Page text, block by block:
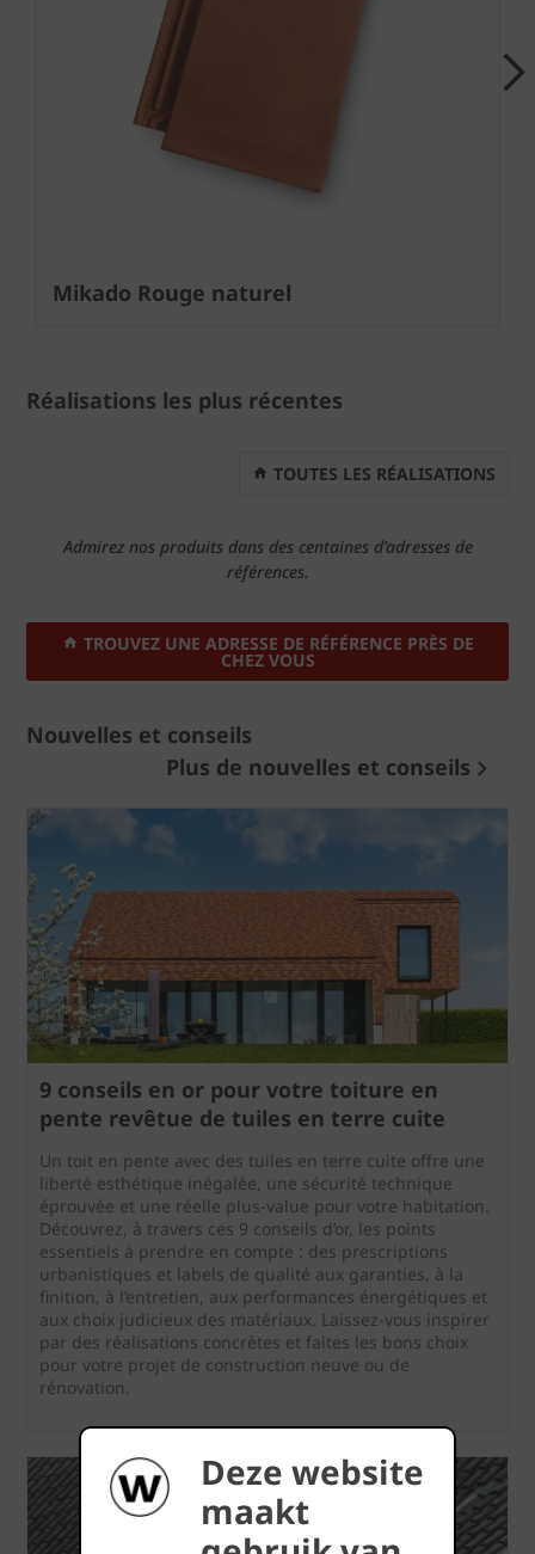
Deze website
maakt
Mikado Rouge naturel
Réalisations les plus récentes
TOUTES LES RÉALISATIONS
Admirez nos produits dans des centaines d’adresses de
références.
TROUVEZ UNE ADRESSE DE RÉFÉRENCE PRÈS DE
CHEZ VOUS
Nouvelles et conseils
Plus de nouvelles et conseils
9 conseils en or pour votre toiture en
pente revêtue de tuiles en terre cuite
Un toit en pente avec des tuiles en terre cuite offre une
liberté esthétique inégalée, une sécurité technique
éprouvée et une réelle plus-value pour votre habitation.
Découvrez, à travers ces 9 conseils d’or, les points
essentiels à prendre en compte : des prescriptions
urbanistiques et labels de qualité aux garanties, à la
finition, à l’entretien, aux performances énergétiques et
aux choix judicieux des matériaux. Laissez-vous inspirer
par des réalisations concrètes et faites les bons choix
pour votre projet de construction neuve ou de
rénovation.